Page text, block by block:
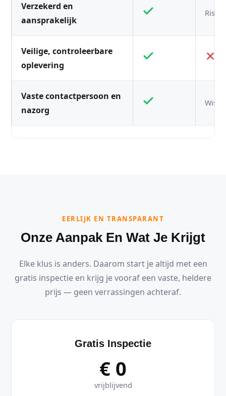
Verzekerd en
aansprakelijk
Veilige, controleerbare
oplevering
Vaste contactpersoon en
nazorg
EERLIJK EN TRANSPARANT
Onze Aanpak En Wat Je Krijgt
Elke klus is anders. Daarom start je altijd met een
gratis inspectie en krijg je vooraf een vaste, heldere
prijs — geen verrassingen achteraf.
Gratis Inspectie
€ 0
vrijblijvend